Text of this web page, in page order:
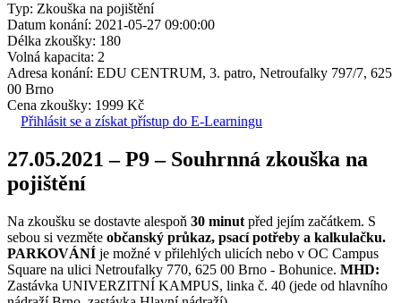
Typ: Zkouška na pojištění
Datum konání: 2021-05-27 09:00:00
Délka zkoušky: 180
Volná kapacita: 2
Adresa konání: EDU CENTRUM, 3. patro, Netroufalky 797/7, 625
00 Brno
Cena zkoušky: 1999 Kč
Přihlásit se a získat přístup do E-Learningu
27.05.2021 – P9 – Souhrnná zkouška na
pojištění
Na zkoušku se dostavte alespoň 30 minut před jejím začátkem. S
sebou si vezměte občanský průkaz, psací potřeby a kalkulačku.
PARKOVÁNÍ je možné v přilehlých ulicích nebo v OC Campus
Square na ulici Netroufalky 770, 625 00 Brno - Bohunice. MHD:
Zastávka UNIVERZITNÍ KAMPUS, linka č. 40 (jede od hlavního